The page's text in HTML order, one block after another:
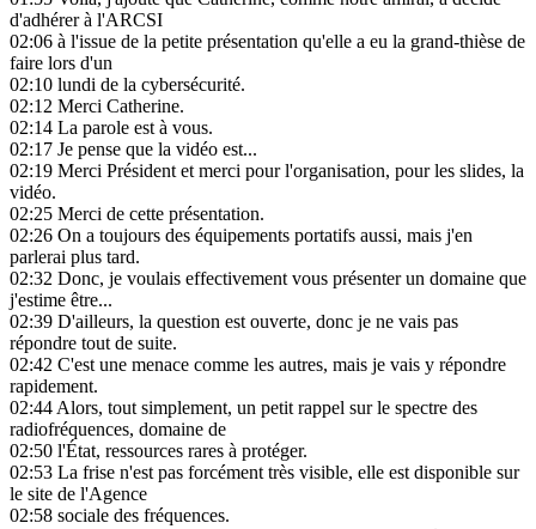
d'adhérer à l'ARCSI
02:06 à l'issue de la petite présentation qu'elle a eu la grand-thièse de
faire lors d'un
02:10 lundi de la cybersécurité.
02:12 Merci Catherine.
02:14 La parole est à vous.
02:17 Je pense que la vidéo est...
02:19 Merci Président et merci pour l'organisation, pour les slides, la
vidéo.
02:25 Merci de cette présentation.
02:26 On a toujours des équipements portatifs aussi, mais j'en
parlerai plus tard.
02:32 Donc, je voulais effectivement vous présenter un domaine que
j'estime être...
02:39 D'ailleurs, la question est ouverte, donc je ne vais pas
répondre tout de suite.
02:42 C'est une menace comme les autres, mais je vais y répondre
rapidement.
02:44Alors, tout simplement, un petit rappel sur le spectre des
radiofréquences, domaine de
02:50 l'État, ressources rares à protéger.
02:53 La frise n'est pas forcément très visible, elle est disponible sur
le site de l'Agence
02:58 sociale des fréquences.